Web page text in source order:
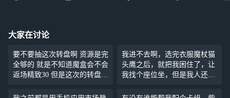
大家在讨论
要不要抽这次转盘啊 资源是完
全够的 就是不知道魔盒会不会
返场精致30 但是这次的转盘帅
种
我进不去啊，选完衣服魔杖猫
头鹰之后，就把我困住了，让
我找个座位坐，但是我人还在
碎了